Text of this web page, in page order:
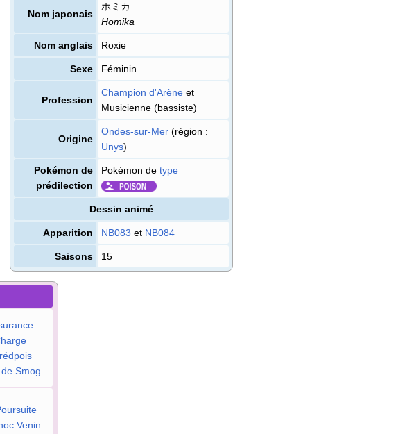
Nom japonais
ホミカ
Homika
Nom anglais Roxie
Sexe Féminin
Profession
Champion d'Arène et
Musicienne (bassiste)
Origine
Ondes-sur-Mer (région :
Unys)
Pokémon de
prédilection
Pokémon de type
Dessin animé
Apparition NB083 et NB084
Saisons 15
Smog
Venin